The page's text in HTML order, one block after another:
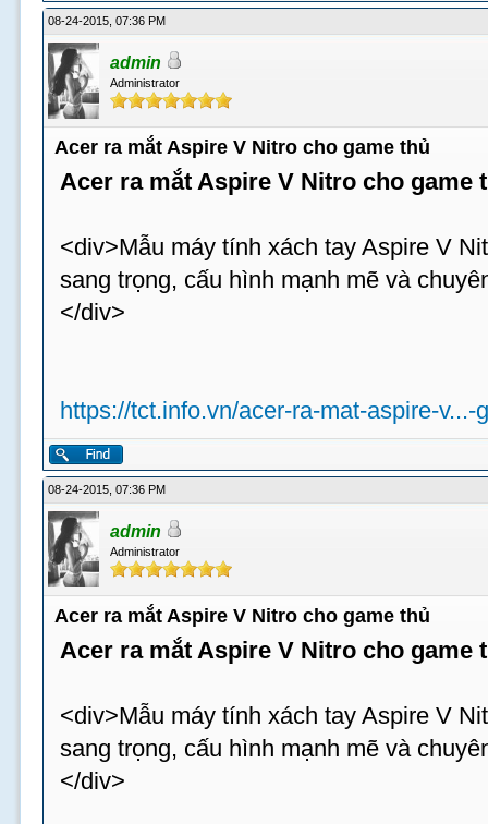
08-24-2015, 07:36 PM
admin
Administrator
Acer ra mắt Aspire V Nitro cho game thủ
Acer ra mắt Aspire V Nitro cho game
<div>Mẫu máy tính xách tay Aspire V
sang trọng, cấu hình mạnh mẽ và
</div>
https://tct.info.vn/acer-ra-mat-aspire-v...-
08-24-2015, 07:36 PM
admin
Administrator
Acer ra mắt Aspire V Nitro cho game thủ
Acer ra mắt Aspire V Nitro cho game
<div>Mẫu máy tính xách tay Aspire V
sang trọng, cấu hình mạnh mẽ và
</div>